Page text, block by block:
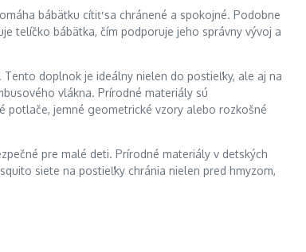
bábätku cítiť sa chránené a spokojné. Podobne
telíčko bábätka, čím podporuje jeho správny vývoj a
doplnok je ideálny nielen do postieľky, ale aj na
vlákna. Prírodné materiály sú
potlače, jemné geometrické vzory alebo rozkošné
pre malé deti. Prírodné materiály v detských
siete na postieľky chránia nielen pred hmyzom,